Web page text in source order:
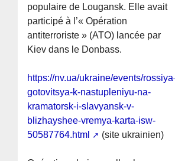
populaire de Lougansk. Elle avait
participé à l’« Opération
antiterroriste » (ATO) lancée par
Kiev dans le Donbass.
https://nv.ua/ukraine/events/rossiya-
gotovitsya-k-nastupleniyu-na-
kramatorsk-i-slavyansk-v-
blizhayshee-vremya-karta-isw-
50587764.html
(site ukrainien)